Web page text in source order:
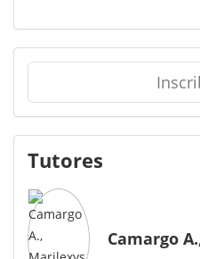
Tutores
Camargo